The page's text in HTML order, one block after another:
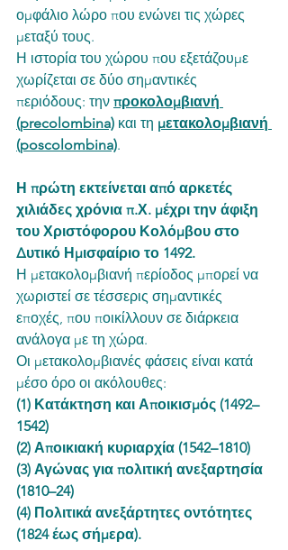
ομφάλιο λώρο που ενώνει τις χώρες
μεταξύ τους.
Η ιστορία του χώρου που εξετάζουμε
χωρίζεται σε δύο σημαντικές
περιόδους: την προκολομβιανή
(precolombina) και τη μετακολομβιανή
(poscolombina).
Η πρώτη εκτείνεται από αρκετές
χιλιάδες χρόνια π.Χ. μέχρι την άφιξη
του Χριστόφορου Κολόμβου στο
Δυτικό Ημισφαίριο το 1492.
Η μετακολομβιανή περίοδος μπορεί να
χωριστεί σε τέσσερις σημαντικές
εποχές, που ποικίλλουν σε διάρκεια
ανάλογα με τη χώρα.
Οι μετακολομβιανές φάσεις είναι κατά
μέσο όρο οι ακόλουθες:
(1) Κατάκτηση και Αποικισμός (1492–
1542)
(2) Αποικιακή κυριαρχία (1542–1810)
(3) Αγώνας για πολιτική ανεξαρτησία
(1810–24)
(4) Πολιτικά ανεξάρτητες οντότητες
(1824 έως σήμερα).